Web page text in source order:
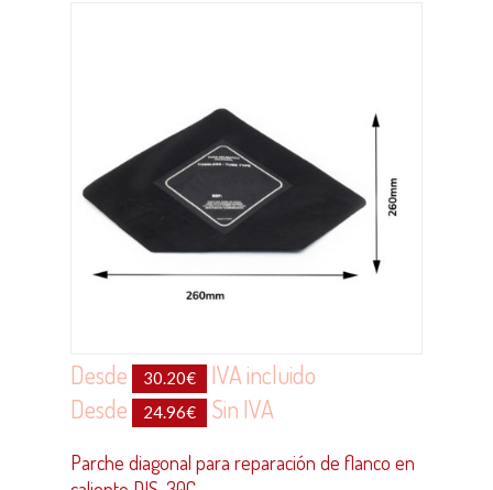
Desde 30.20€
IVA incluido
Desde
24.96€ Sin IVA
Parche diagonal para reparación de flanco en